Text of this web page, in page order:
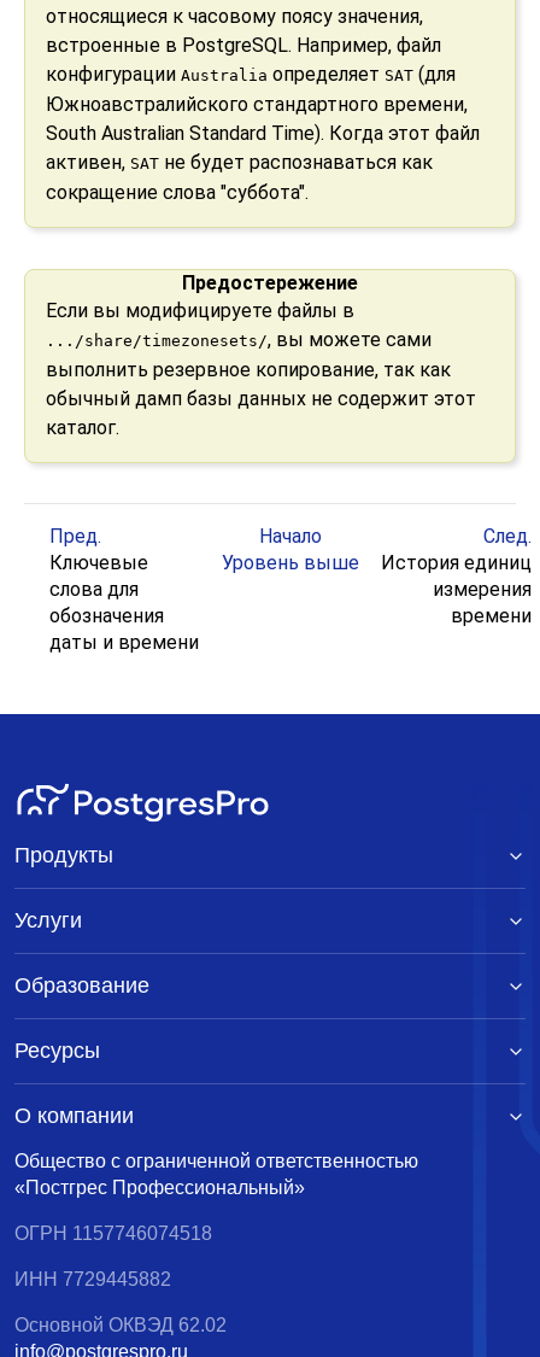
относящиеся к часовому поясу значения,
встроенные в PostgreSQL. Например, файл
конфигурации Australia определяет SAT(для
Южноавстралийского стандартного времени,
South Australian Standard Time). Когда этот файл
активен, SATне будет распознаваться как
сокращение слова "суббота".
Предостережение
Если вы модифицируете файлы в
.../share/timezonesets/, вы можете сами
выполнить резервное копирование, так как
обычный дамп базы данных не содержит этот
каталог.
Пред. Начало
След.
Ключевые
слова для
обозначения
даты и времени
Уровень выше
История единиц
измерения
времени
Общество с ограниченной ответственностью
«Постгрес Профессиональный»
ОГРН 1157746074518
ИНН 7729445882
Основной ОКВЭД 62.02
info@postgrespro.ru
Продукты
Услуги
Образование
Ресурсы
О компании